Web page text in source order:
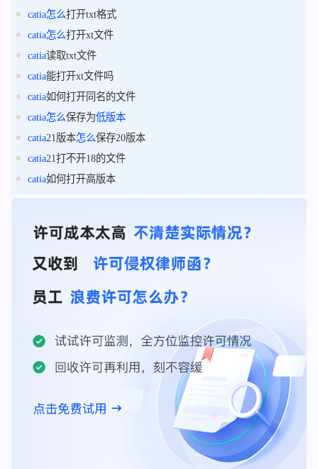
catia怎么打开txt格式
catia怎么打开xt文件
catia读取txt文件
catia能打开xt文件吗
catia如何打开同名的文件
catia怎么保存为低版本
catia21版本怎么保存20版本
catia21打不开18的文件
catia如何打开高版本